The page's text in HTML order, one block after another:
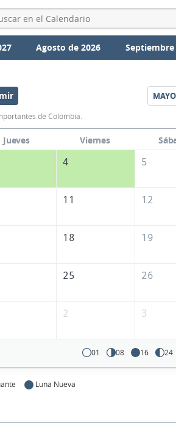
Agosto de 2026 Septiembre
MAYO
de Colombia.
Jueves Viernes
4 5
11 12
18 19
25 26
2 3
01 08 16 24
Luna Nueva